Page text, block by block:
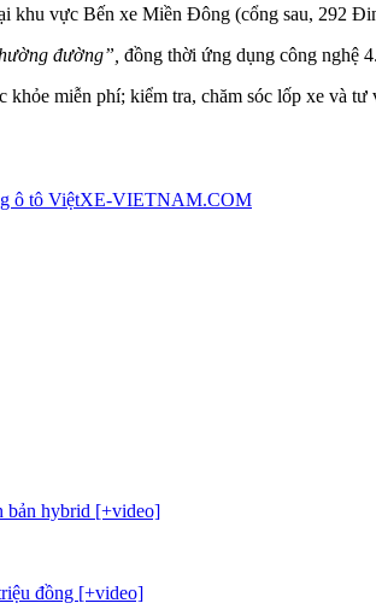
khu vực Bến xe Miền Đông (cổng sau, 292
đường”, đồng thời ứng dụng công nghệ
miễn phí; kiểm tra, chăm sóc lốp xe và
ô tô ViệtXE-VIETNAM.COM
bản hybrid [+video]
đồng [+video]